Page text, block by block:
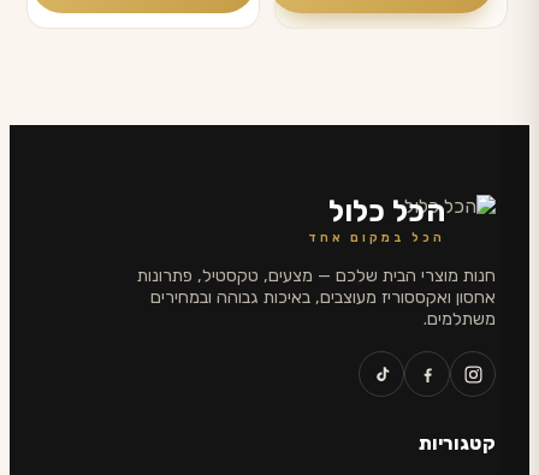
⁦₪ 29.90⁩
את
הכל כלול
הכל במקום אחד
חנות מוצרי הבית שלכם — מצעים, טקסטיל, פתרונות
אחסון ואקססוריז מעוצבים, באיכות גבוהה ובמחירים
משתלמים.
קטגוריות